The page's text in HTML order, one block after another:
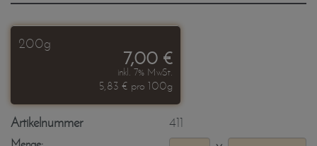
200g
7,00 €
inkl. 7% MwSt.
5,83 € pro 100g
Artikelnummer 411